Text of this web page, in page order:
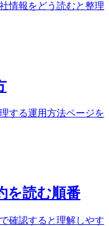
情報をどう読むと整理
する運用方法ページを
を読む順番
確認すると理解しやす